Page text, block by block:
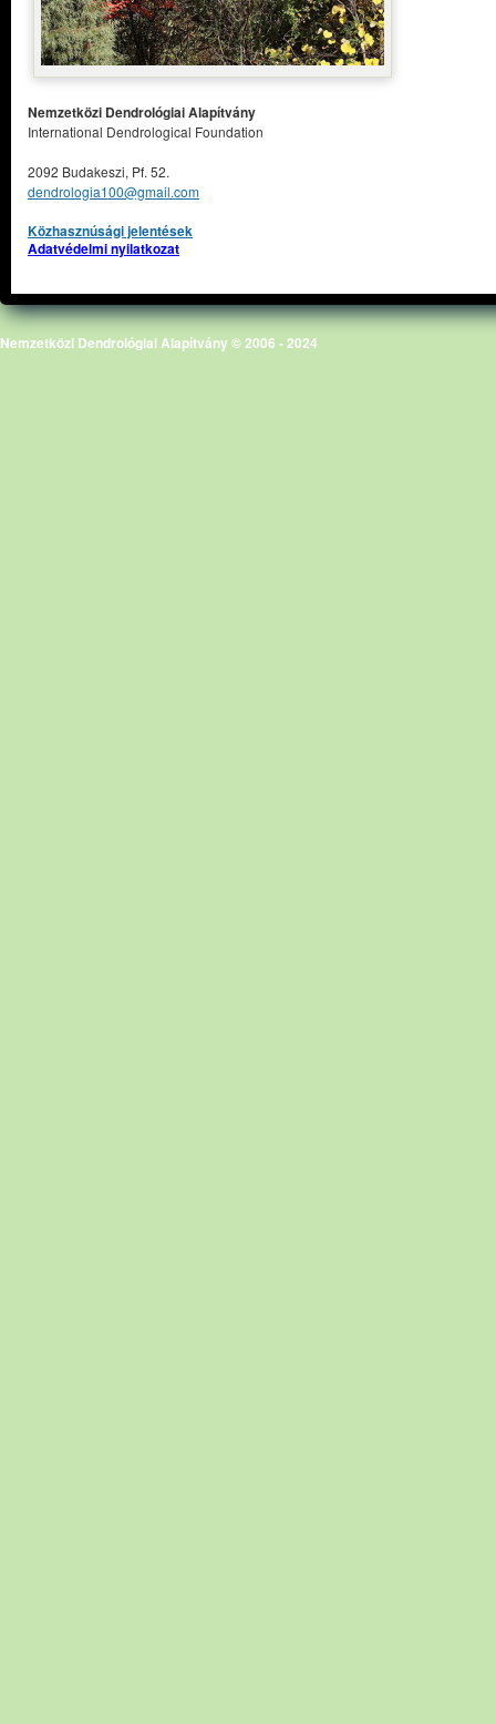
Nemzetközi Dendrológiai Alapítvány
International Dendrological Foundation
2092 Budakeszi, Pf. 52.
dendrologia100@gmail.com
Közhasznúsági jelentések
Adatvédelmi nyilatkozat
Nemzetközi Dendrológiai Alapítvány © 2006 - 2024